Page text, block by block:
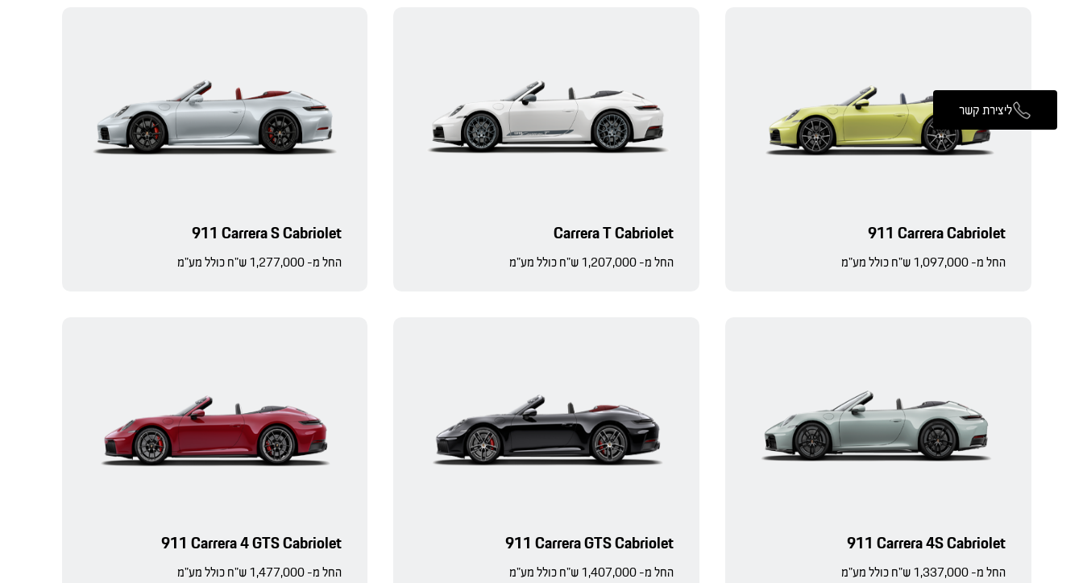
ליצירת קשר
911 Carrera Cabriolet
החל מ- 1,097,000 ש"ח כולל מע"מ
Carrera T Cabriolet
החל מ- 1,207,000 ש"ח כולל מע"מ
911 Carrera S Cabriolet
החל מ- 1,277,000 ש"ח כולל מע"מ
911 Carrera 4S Cabriolet
החל מ- 1,337,000 ש"ח כולל מע"מ
911 Carrera GTS Cabriolet
החל מ- 1,407,000 ש"ח כולל מע"מ
911 Carrera 4 GTS Cabriolet
החל מ- 1,477,000 ש"ח כולל מע"מ